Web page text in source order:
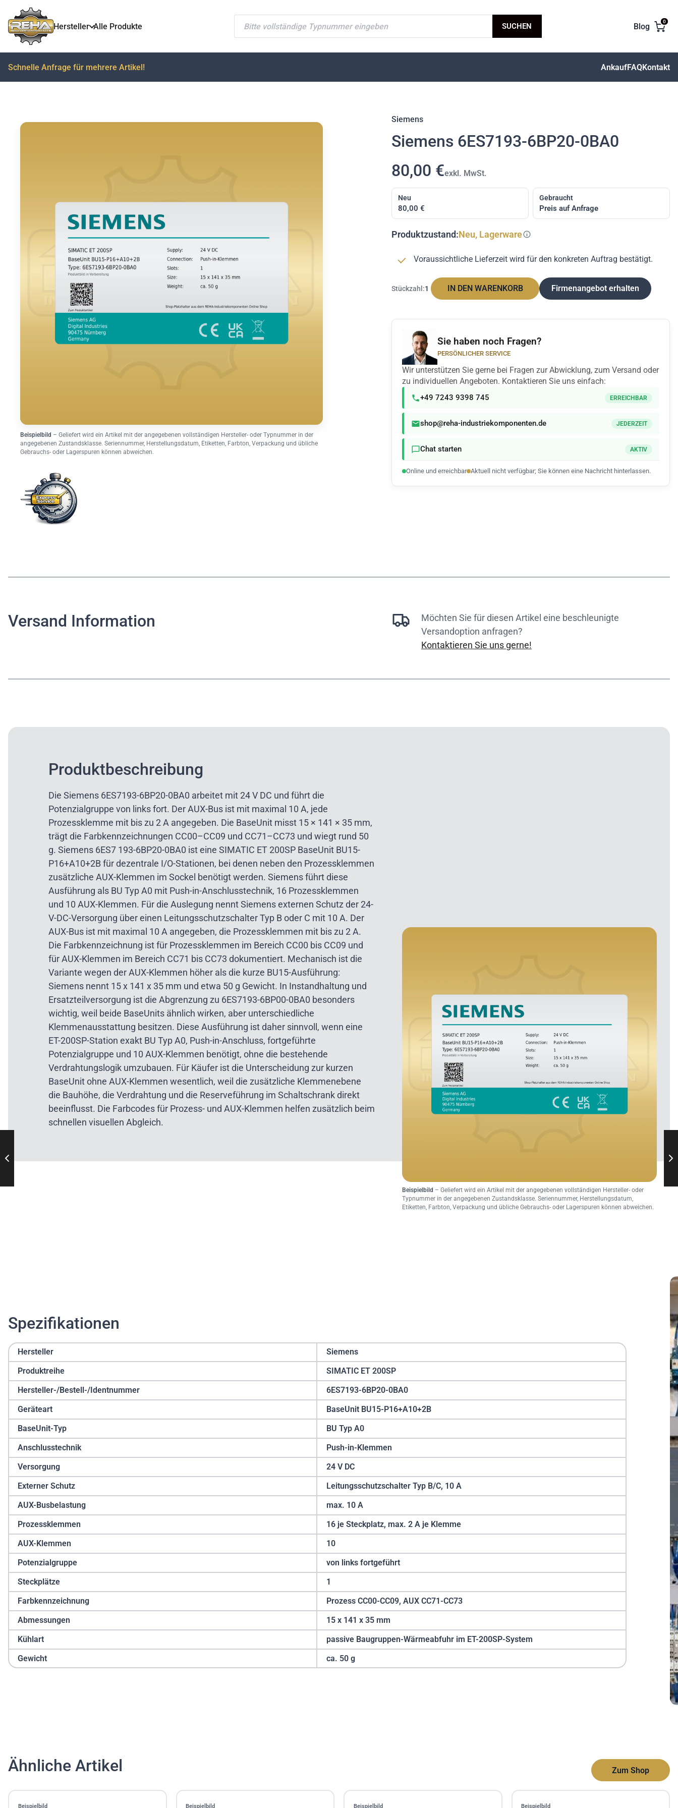
Hersteller Alle Produkte
Typnummer suchen
SUCHEN Blog
0
Schnelle Anfrage für mehrere Artikel! AnkaufFAQKontakt
Beispielbild – Geliefert wird ein Artikel mit der angegebenen vollständigen Hersteller- oder Typnummer in der
angegebenen Zustandsklasse. Seriennummer, Herstellungsdatum, Etiketten, Farbton, Verpackung und übliche
Gebrauchs- oder Lagerspuren können abweichen.
Siemens
Siemens 6ES7193-6BP20-0BA0
80,00 €exkl. MwSt.
Neu
80,00 €
Gebraucht
Preis auf Anfrage
Produktzustand:Neu, Lagerware
Voraussichtliche Lieferzeit wird für den konkreten Auftrag bestätigt.
Stückzahl:1 IN DEN WARENKORB Firmenangebot erhalten
Sie haben noch Fragen?
PERSÖNLICHER SERVICE
Wir unterstützen Sie gerne bei Fragen zur Abwicklung, zum Versand oder
zu individuellen Angeboten. Kontaktieren Sie uns einfach:
+49 7243 9398 745 ERREICHBAR
shop@reha-industriekomponenten.de JEDERZEIT
Chat starten AKTIV
Online und erreichbar Aktuell nicht verfügbar; Sie können eine Nachricht hinterlassen.
Versand Information
Möchten Sie für diesen Artikel eine beschleunigte
Versandoption anfragen?
Kontaktieren Sie uns gerne!
Produktbeschreibung
Die Siemens 6ES7193-6BP20-0BA0 arbeitet mit 24 V DC und führt die
Potenzialgruppe von links fort. Der AUX-Bus ist mit maximal 10 A, jede
Prozessklemme mit bis zu 2 A angegeben. Die BaseUnit misst 15 × 141 × 35 mm,
trägt die Farbkennzeichnungen CC00–CC09 und CC71–CC73 und wiegt rund 50
g. Siemens 6ES7 193-6BP20-0BA0 ist eine SIMATIC ET 200SP BaseUnit BU15-
P16+A10+2B für dezentrale I/O-Stationen, bei denen neben den Prozessklemmen
zusätzliche AUX-Klemmen im Sockel benötigt werden. Siemens führt diese
Ausführung als BU Typ A0 mit Push-in-Anschlusstechnik, 16 Prozessklemmen
und 10 AUX-Klemmen. Für die Auslegung nennt Siemens externen Schutz der 24-
V-DC-Versorgung über einen Leitungsschutzschalter Typ B oder C mit 10 A. Der
AUX-Bus ist mit maximal 10 A angegeben, die Prozessklemmen mit bis zu 2 A.
Die Farbkennzeichnung ist für Prozessklemmen im Bereich CC00 bis CC09 und
für AUX-Klemmen im Bereich CC71 bis CC73 dokumentiert. Mechanisch ist die
Variante wegen der AUX-Klemmen höher als die kurze BU15-Ausführung:
Siemens nennt 15 x 141 x 35 mm und etwa 50 g Gewicht. In Instandhaltung und
Ersatzteilversorgung ist die Abgrenzung zu 6ES7193-6BP00-0BA0 besonders
wichtig, weil beide BaseUnits ähnlich wirken, aber unterschiedliche
Klemmenausstattung besitzen. Diese Ausführung ist daher sinnvoll, wenn eine
ET-200SP-Station exakt BU Typ A0, Push-in-Anschluss, fortgeführte
Potenzialgruppe und 10 AUX-Klemmen benötigt, ohne die bestehende
Verdrahtungslogik umzubauen. Für Käufer ist die Unterscheidung zur kurzen
BaseUnit ohne AUX-Klemmen wesentlich, weil die zusätzliche Klemmenebene
die Bauhöhe, die Verdrahtung und die Reserveführung im Schaltschrank direkt
beeinflusst. Die Farbcodes für Prozess- und AUX-Klemmen helfen zusätzlich beim
schnellen visuellen Abgleich.
Beispielbild – Geliefert wird ein Artikel mit der angegebenen vollständigen Hersteller- oder
Typnummer in der angegebenen Zustandsklasse. Seriennummer, Herstellungsdatum,
Etiketten, Farbton, Verpackung und übliche Gebrauchs- oder Lagerspuren können abweichen.
Spezifikationen
Hersteller
Siemens
Produktreihe
SIMATIC ET 200SP
Hersteller-/Bestell-/Identnummer
6ES7193-6BP20-0BA0
Geräteart
BaseUnit BU15-P16+A10+2B
BaseUnit-Typ
BU Typ A0
Anschlusstechnik
Push-in-Klemmen
Versorgung
24 V DC
Externer Schutz
Leitungsschutzschalter Typ B/C, 10 A
AUX-Busbelastung
max. 10 A
Prozessklemmen
16 je Steckplatz, max. 2 A je Klemme
AUX-Klemmen
10
Potenzialgruppe
von links fortgeführt
Steckplätze
1
Farbkennzeichnung
Prozess CC00-CC09, AUX CC71-CC73
Abmessungen
15 x 141 x 35 mm
Kühlart
passive Baugruppen-Wärmeabfuhr im ET-200SP-System
Gewicht
ca. 50 g
Ähnliche Artikel Zum Shop
Beispielbild Beispielbild Beispielbild Beispielbild